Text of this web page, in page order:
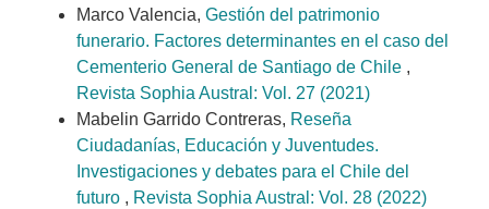
Marco Valencia, Gestión del patrimonio
funerario. Factores determinantes en el caso del
Cementerio General de Santiago de Chile ,
Revista Sophia Austral: Vol. 27 (2021)
Mabelin Garrido Contreras, Reseña
Ciudadanías, Educación y Juventudes.
Investigaciones y debates para el Chile del
futuro , Revista Sophia Austral: Vol. 28 (2022)